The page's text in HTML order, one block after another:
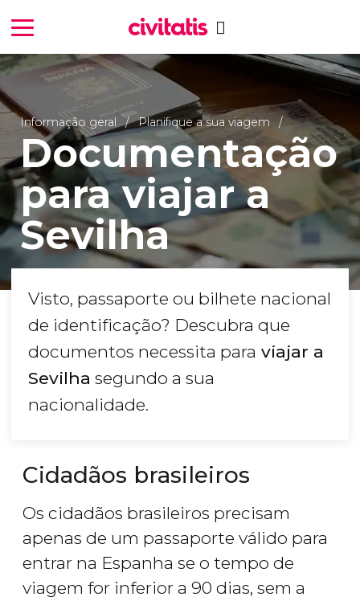
Informação geral Planifique a sua viagem
Documentação
para viajar a
Sevilha
Visto, passaporte ou bilhete nacional
de identificação? Descubra que
documentos necessita para viajar a
Sevilha segundo a sua
nacionalidade.
Cidadãos brasileiros
Os cidadãos brasileiros precisam
apenas de um passaporte válido para
entrar na Espanha se o tempo de
viagem for inferior a 90 dias, sem a